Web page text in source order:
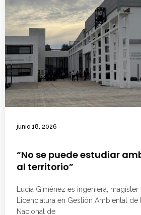
junio 18, 2026
“No se puede estudiar
al territorio”
Lucía Giménez es ingeniera,
Licenciatura en Gestión Ambiental de
Nacional de